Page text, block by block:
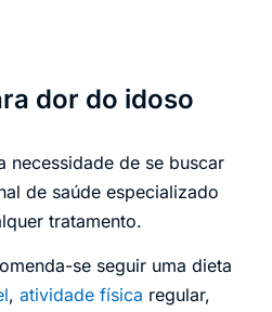
dor do idoso
necessidade de se buscar
de saúde especializado
tratamento.
se seguir uma dieta
, atividade física regular,